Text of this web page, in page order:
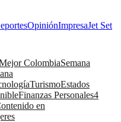
OpiniónImpresaJet Set
ColombiaSemana
TurismoEstados
Finanzas Personales4
en